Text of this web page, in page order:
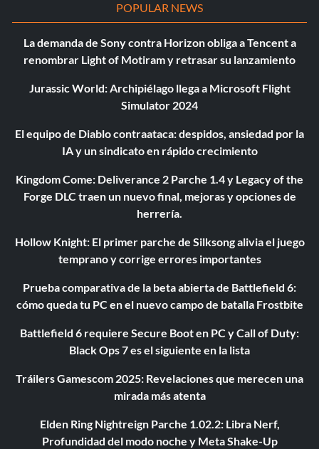
POPULAR NEWS
La demanda de Sony contra Horizon obliga a Tencent a
renombrar Light of Motiram y retrasar su lanzamiento
Jurassic World: Archipiélago llega a Microsoft Flight
Simulator 2024
El equipo de Diablo contraataca: despidos, ansiedad por la
IA y un sindicato en rápido crecimiento
Kingdom Come: Deliverance 2 Parche 1.4 y Legacy of the
Forge DLC traen un nuevo final, mejoras y opciones de
herrería.
Hollow Knight: El primer parche de Silksong alivia el juego
temprano y corrige errores importantes
Prueba comparativa de la beta abierta de Battlefield 6:
cómo queda tu PC en el nuevo campo de batalla Frostbite
Battlefield 6 requiere Secure Boot en PC y Call of Duty:
Black Ops 7 es el siguiente en la lista
Tráilers Gamescom 2025: Revelaciones que merecen una
mirada más atenta
Elden Ring Nightreign Parche 1.02.2: Libra Nerf,
Profundidad del modo noche y Meta Shake-Up